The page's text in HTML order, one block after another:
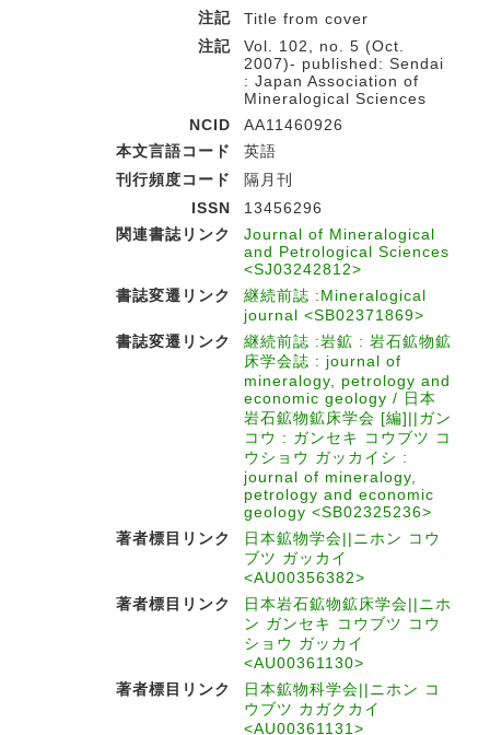
注記
Title from cover
注記
Vol. 102, no. 5 (Oct.
2007)- published: Sendai
: Japan Association of
Mineralogical Sciences
NCID
AA11460926
本文言語コード
英語
刊行頻度コード
隔月刊
ISSN
13456296
関連書誌リンク
Journal of Mineralogical
and Petrological Sciences
<SJ03242812>
書誌変遷リンク
継続前誌 :Mineralogical
journal <SB02371869>
書誌変遷リンク
継続前誌 :岩鉱 : 岩石鉱物鉱
床学会誌 : journal of
mineralogy, petrology and
economic geology / 日本
岩石鉱物鉱床学会 [編]||ガン
コウ : ガンセキ コウブツ コ
ウショウ ガッカイシ :
journal of mineralogy,
petrology and economic
geology <SB02325236>
著者標目リンク
日本鉱物学会||ニホン コウ
ブツ ガッカイ
<AU00356382>
著者標目リンク
日本岩石鉱物鉱床学会||ニホ
ン ガンセキ コウブツ コウ
ショウ ガッカイ
<AU00361130>
著者標目リンク
日本鉱物科学会||ニホン コ
ウブツ カガクカイ
<AU00361131>